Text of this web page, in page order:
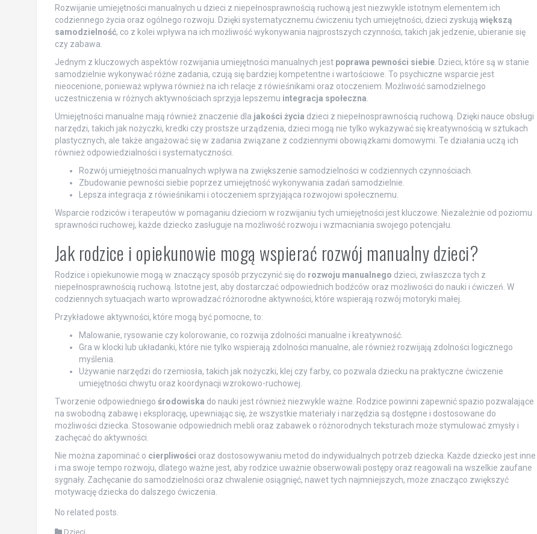
Rozwijanie umiejętności manualnych u dzieci z niepełnosprawnością ruchową jest niezwykle istotnym elementem ich
codziennego życia oraz ogólnego rozwoju. Dzięki systematycznemu ćwiczeniu tych umiejętności, dzieci zyskują większą
samodzielność, co z kolei wpływa na ich możliwość wykonywania najprostszych czynności, takich jak jedzenie, ubieranie się
czy zabawa.
Jednym z kluczowych aspektów rozwijania umiejętności manualnych jest poprawa pewności siebie. Dzieci, które są w stanie
samodzielnie wykonywać różne zadania, czują się bardziej kompetentne i wartościowe. To psychiczne wsparcie jest
nieocenione, ponieważ wpływa również na ich relacje z rówieśnikami oraz otoczeniem. Możliwość samodzielnego
uczestniczenia w różnych aktywnościach sprzyja lepszemu integracja społeczna
Umiejętności manualne mają również znaczenie dla jakości życia dzieci z niepełnosprawnością ruchową. Dzięki nauce obsługi
narzędzi, takich jak nożyczki, kredki czy prostsze urządzenia, dzieci mogą nie tylko wykazywać się kreatywnością w sztukach
plastycznych, ale także angażować się w zadania związane z codziennymi obowiązkami domowymi. Te działania uczą ich
również odpowiedzialności i systematyczności.
Rozwój umiejętności manualnych wpływa na zwiększenie samodzielności w codziennych czynnościach.
Zbudowanie pewności siebie poprzez umiejętność wykonywania zadań samodzielnie.
Lepsza integracja z rówieśnikami i otoczeniem sprzyjająca rozwojowi społecznemu.
Wsparcie rodziców i terapeutów w pomaganiu dzieciom w rozwijaniu tych umiejętności jest kluczowe. Niezależnie od poziomu
sprawności ruchowej, każde dziecko zasługuje na możliwość rozwoju i wzmacniania swojego potencjału.
Jak rodzice i opiekunowie mogą wspierać rozwój manualny dzieci?
Rodzice i opiekunowie mogą w znaczący sposób przyczynić się do rozwoju manualnego dzieci, zwłaszcza tych z
niepełnosprawnością ruchową. Istotne jest, aby dostarczać odpowiednich bodźców oraz możliwości do nauki i ćwiczeń. W
codziennych sytuacjach warto wprowadzać różnorodne aktywności, które wspierają rozwój motoryki małej.
Przykładowe aktywności, które mogą być pomocne, to:
Malowanie, rysowanie czy kolorowanie, co rozwija zdolności manualne i kreatywność.
Gra w klocki lub układanki, które nie tylko wspierają zdolności manualne, ale również rozwijają zdolności logicznego
myślenia.
Używanie narzędzi do rzemiosła, takich jak nożyczki, klej czy farby, co pozwala dziecku na praktyczne ćwiczenie
umiejętności chwytu oraz koordynacji wzrokowo-ruchowej.
Tworzenie odpowiedniego środowiska do nauki jest również niezwykle ważne. Rodzice powinni zapewnić spazio pozwalające
na swobodną zabawę i eksplorację, upewniając się, że wszystkie materiały i narzędzia są dostępne i dostosowane do
możliwości dziecka. Stosowanie odpowiednich mebli oraz zabawek o różnorodnych teksturach może stymulować zmysły i
zachęcać do aktywności.
Nie można zapominać o cierpliwości oraz dostosowywaniu metod do indywidualnych potrzeb dziecka. Każde dziecko jest inne
i ma swoje tempo rozwoju, dlatego ważne jest, aby rodzice uważnie obserwowali postępy oraz reagowali na wszelkie zaufane
sygnały. Zachęcanie do samodzielności oraz chwalenie osiągnięć, nawet tych najmniejszych, może znacząco zwiększyć
motywację dziecka do dalszego ćwiczenia.
No related posts.
Dzieci